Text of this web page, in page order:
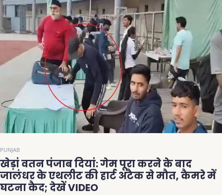
PUNJAB
खेड़ां वतन पंजाब दियां: गेम पूरा करने के बाद
जालंधर के एथलीट की हार्ट अटैक से मौत, कैमरे में
घटना कैद; देखें VIDEO